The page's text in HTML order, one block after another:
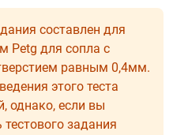
составлен для
Petg для сопла с
равным 0,4мм.
этого теста
однако, если вы
тестового задания